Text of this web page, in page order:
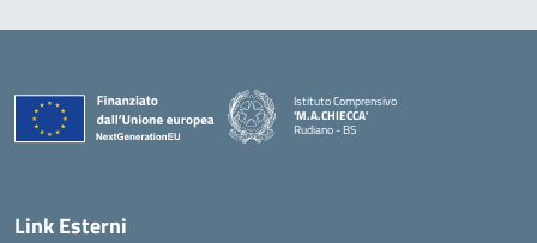
Istituto Comprensivo
'M.A.CHIECCA'
Rudiano - BS
Link Esterni